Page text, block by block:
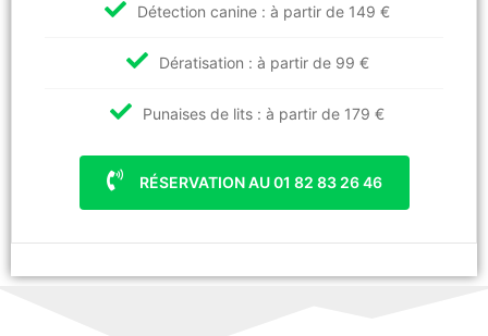
Détection canine : à partir de 149 €
Dératisation : à partir de 99 €
Punaises de lits : à partir de 179 €
RÉSERVATION AU 01 82 83 26 46